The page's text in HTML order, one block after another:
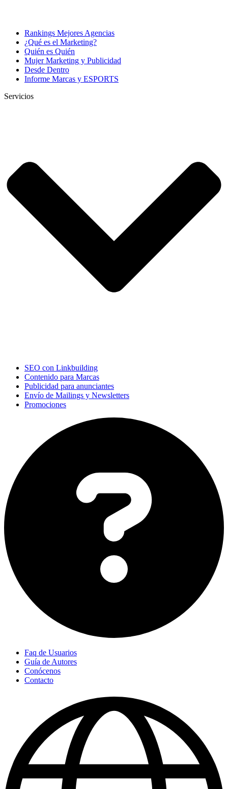
Rankings Mejores Agencias
¿Qué es el Marketing?
Quién es Quién
Mujer Marketing y Publicidad
Desde Dentro
Informe Marcas y ESPORTS
Servicios
SEO con Linkbuilding
Contenido para Marcas
Publicidad para anunciantes
Envío de Mailings y Newsletters
Promociones
Faq de Usuarios
Guía de Autores
Conócenos
Contacto